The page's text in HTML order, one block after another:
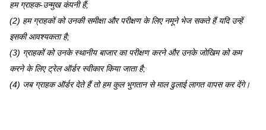
हम ग्राहक-उन्मुख कंपनी हैं;
(2) हम ग्राहकों को उनकी समीक्षा और परीक्षण के लिए नमूने भेज सकते हैं यदि उन्हें
इसकी आवश्यकता है;
(3) ग्राहकों को उनके स्थानीय बाजार का परीक्षण करने और उनके जोखिम को कम
करने के लिए ट्रेल ऑर्डर स्वीकार किया जाता है;
(4) जब ग्राहक ऑर्डर देते हैं तो हम कुल भुगतान से माल ढुलाई लागत वापस कर देंगे।